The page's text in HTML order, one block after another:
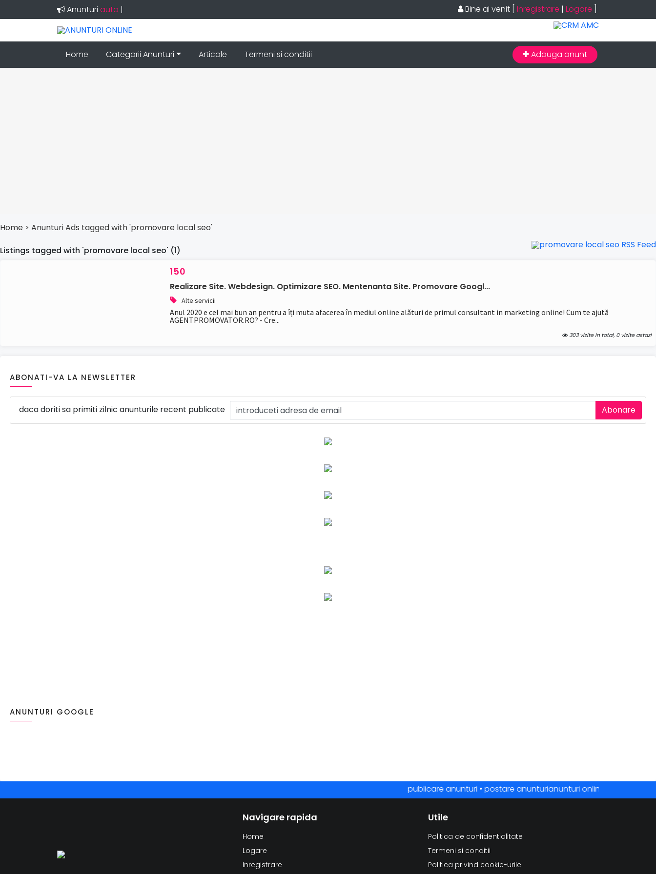
Anunturi au| Bine ai venit Inregistrare | Logare
Home Categorii Anunturi Articole Termeni si conditii Adauga anunt
Home > AnunturiAds tagged with 'promovare local seo'
Listings tagged with 'promovare local seo' (1)
150
Realizare Site. Webdesign. Optimizare SEO. Mentenanta Site. Promovare Googl...
Alte servicii
Anul 2020 e cel mai bun an pentru a îți muta afacerea în mediul online alături de primul consultant in marketing online! Cum te ajută
AGENTPROMOVATOR.RO? - Cre...
303 vizite in total, 0 vizite astazi
ABONATI-VA LA NEWSLETTER
daca doriti sa primiti zilnic anunturile recent publicate
ANUNTURI GOOGLE
publicare anunturi • postare anunturianunturi online • anunturi
Navigare rapida
Home
Logare
Inregistrare
Utile
Politica de confidentialitate
Termeni si conditii
Politica privind cookie-urile